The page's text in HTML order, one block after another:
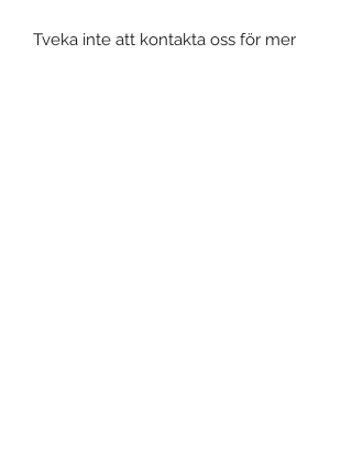
Tveka inte att kontakta oss för mer